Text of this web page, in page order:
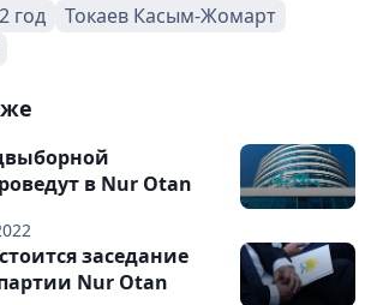
год
Токаев Касым-Жомарт
в Nur Otan
заседание
Nur Otan